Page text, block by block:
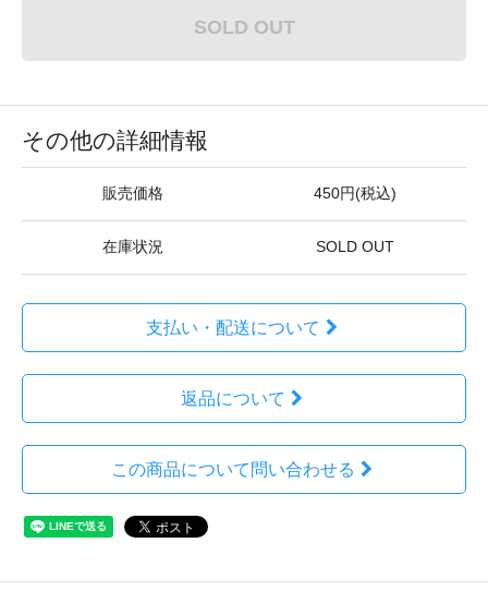
SOLD OUT
その他の詳細情報
販売価格 450円(税込)
在庫状況 SOLD OUT
支払い・配送について
返品について
この商品について問い合わせる